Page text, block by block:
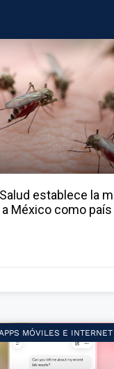
establece la
México como país
MÓVILES E